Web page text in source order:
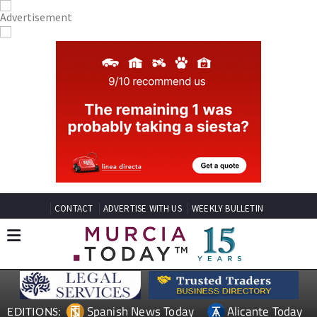
CONTACT ADVERTISE WITH US WEEKLY BULLETIN
EDITIONS: Spanish News Today Alicante Today